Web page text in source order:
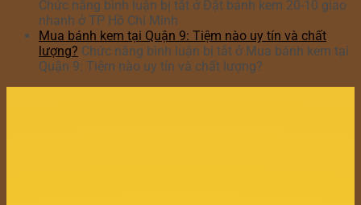
Chức năng bình luận bị tắt ở Đặt bánh kem 20-10 giao
nhanh ở TP Hồ Chí Minh
Mua bánh kem tại Quận 9: Tiệm nào uy tín và chất
lượng? Chức năng bình luận bị tắt ở Mua bánh kem tại
Quận 9: Tiệm nào uy tín và chất lượng?